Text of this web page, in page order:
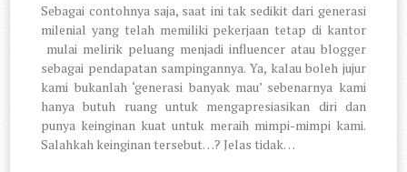
Sebagai contohnya saja, saat ini tak sedikit dari generasi
milenial yang telah memiliki pekerjaan tetap di kantor
mulai melirik peluang menjadi influencer atau blogger
sebagai pendapatan sampingannya. Ya, kalau boleh jujur
kami bukanlah ‘generasi banyak mau’ sebenarnya kami
hanya butuh ruang untuk mengapresiasikan diri dan
punya keinginan kuat untuk meraih mimpi-mimpi kami.
Salahkah keinginan tersebut…? Jelas tidak…